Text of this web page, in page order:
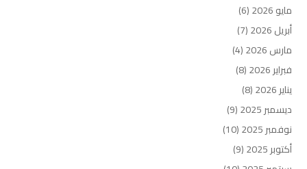
مايو 2026
(6)
أبريل 2026
(7)
مارس 2026
(4)
فبراير 2026
(8)
يناير 2026
(8)
ديسمبر 2025
(9)
نوفمبر 2025
(10)
أكتوبر 2025
(9)